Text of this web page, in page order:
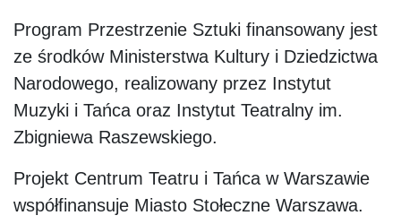
Program Przestrzenie Sztuki finansowany jest
ze środków Ministerstwa Kultury i Dziedzictwa
Narodowego, realizowany przez Instytut
Muzyki i Tańca oraz Instytut Teatralny im.
Zbigniewa Raszewskiego.
Projekt Centrum Teatru i Tańca w Warszawie
współfinansuje Miasto Stołeczne Warszawa.